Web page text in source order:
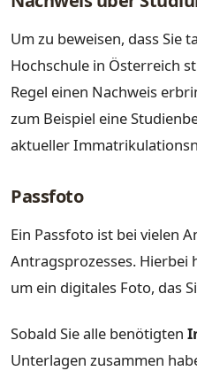
Um zu beweisen, dass Sie
Hochschule in Österreich
Regel einen Nachweis
zum Beispiel eine
aktueller
Passfoto
Ein Passfoto ist bei vielen
Antragsprozesses. Hierbei
um ein digitales Foto, das
Sobald Sie alle benötigten
Unterlagen zusammen